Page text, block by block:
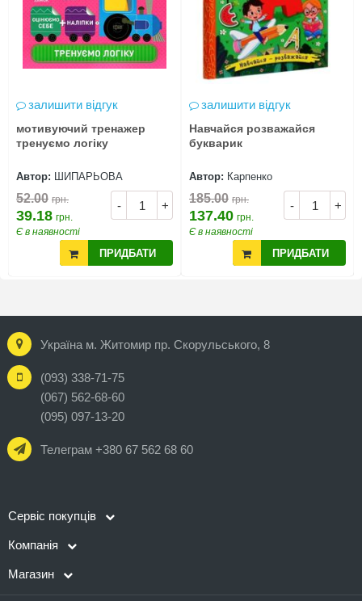
залишити відгук
мотивуючий тренажер
тренуємо логіку
Автор: ШИПАРЬОВА
- +
52.00 грн.
39.18 грн.
Є в наявності
ПРИДБАТИ
залишити відгук
Навчайся розважайся
букварик
Автор: Карпенко
- +
185.00 грн.
137.40 грн.
Є в наявності
ПРИДБАТИ
Україна м. Житомир пр. Скорульського, 8
(093) 338-71-75
(067) 562-68-60
(095) 097-13-20
Телеграм +380 67 562 68 60
Сервіс покупців
Компанія
Магазин